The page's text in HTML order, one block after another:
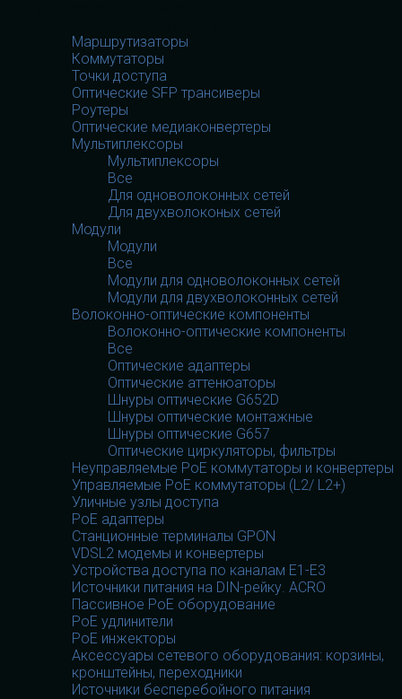
Маршрутизаторы
Коммутаторы
Точки доступа
Оптические SFP трансиверы
Роутеры
Оптические медиаконвертеры
Мультиплексоры
Мультиплексоры
Все
Для одноволоконных сетей
Для двухволоконых сетей
Модули
Модули
Все
Модули для одноволоконных сетей
Модули для двухволоконных сетей
Волоконно-оптические компоненты
Волоконно-оптические компоненты
Все
Оптические адаптеры
Оптические аттенюаторы
Шнуры оптические G652D
Шнуры оптические монтажные
Шнуры оптические G657
Оптические циркуляторы, фильтры
Неуправляемые PoE коммутаторы и конвертеры
Управляемые PoE коммутаторы (L2/ L2+)
Уличные узлы доступа
PoE адаптеры
Станционные терминалы GPON
VDSL2 модемы и конвертеры
Устройства доступа по каналам E1-E3
Источники питания на DIN-рейку. ACRO
Пассивное PoE оборудование
PoE удлинители
PoE инжекторы
Аксессуары сетевого оборудования: корзины,
кронштейны, переходники
Источники бесперебойного питания